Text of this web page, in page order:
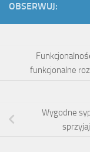
OBSERWUJ:
funkcjonalne
Wygodne